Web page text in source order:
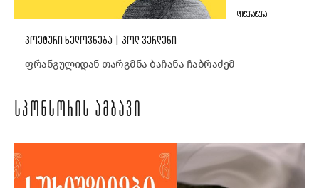
ᲚᲘᲢᲔᲠᲐᲢᲣᲠᲐ
ᲞᲝᲔᲢᲣᲠᲘ ᲮᲔᲚᲝᲕᲜᲔᲑᲐ | ᲞᲝᲚ ᲕᲔᲠᲚᲔᲜᲘ
ფრანგულიდან თარგმნა ბაჩანა ჩაბრაძემ
ᲡᲞᲝᲜᲡᲝᲠᲘᲡ ᲐᲛᲑᲐᲕᲘ